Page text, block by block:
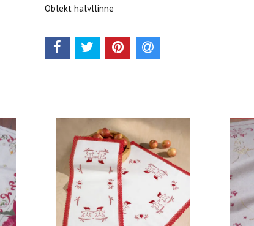
Oblekt halvllinne